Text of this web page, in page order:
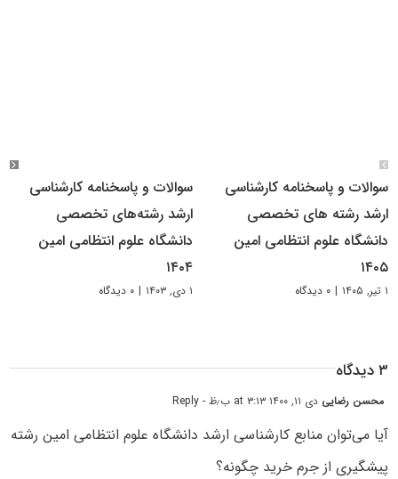
سوالات و پاسخنامه کارشناسی
ارشد رشته های تخصصی
دانشگاه علوم انتظامی امین
۱۴۰۵
۱ تیر, ۱۴۰۵ | ۰ دیدگاه
سوالات و پاسخنامه کارشناسی
ارشد رشته‌های تخصصی
دانشگاه علوم انتظامی امین
۱۴۰۴
۱ دی, ۱۴۰۳ | ۰ دیدگاه
۳ دیدگاه
محسن رضایی دی ۱۱, ۱۴۰۰ at ۳:۱۳ ب٫ظ - Reply
آیا می‌توان منابع کارشناسی ارشد دانشگاه علوم انتظامی امین رشته
پیشگیری از جرم خرید چگونه؟